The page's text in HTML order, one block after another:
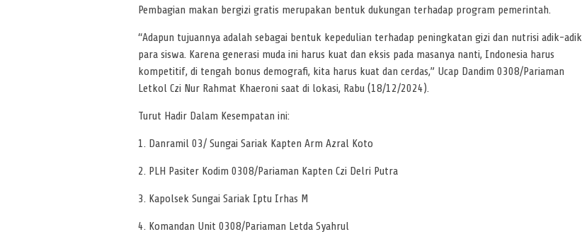
Pembagian makan bergizi gratis merupakan bentuk dukungan terhadap program pemerintah.
“Adapun tujuannya adalah sebagai bentuk kepedulian terhadap peningkatan gizi dan nutrisi adik-adik
para siswa. Karena generasi muda ini harus kuat dan eksis pada masanya nanti, Indonesia harus
kompetitif, di tengah bonus demografi, kita harus kuat dan cerdas,” Ucap Dandim 0308/Pariaman
Letkol Czi Nur Rahmat Khaeroni saat di lokasi, Rabu (18/12/2024).
Turut Hadir Dalam Kesempatan ini:
1. Danramil 03/ Sungai Sariak Kapten Arm Azral Koto
2. PLH Pasiter Kodim 0308/Pariaman Kapten Czi Delri Putra
3. Kapolsek Sungai Sariak Iptu Irhas M
4. Komandan Unit 0308/Pariaman Letda Syahrul